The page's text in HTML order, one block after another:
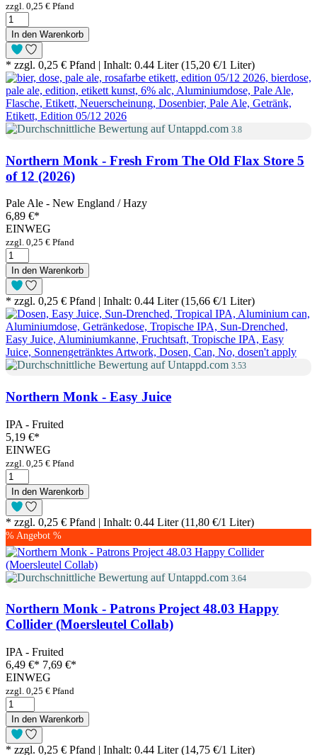
zzgl. 0,25 € Pfand
In den Warenkorb
* zzgl. 0,25 € Pfand | Inhalt: 0.44 Liter (15,20 €/1 Liter)
3.8
Northern Monk - Fresh From The Old Flax Store 5
of 12 (2026)
Pale Ale - New England / Hazy
6,89 €*
EINWEG
zzgl. 0,25 € Pfand
In den Warenkorb
* zzgl. 0,25 € Pfand | Inhalt: 0.44 Liter (15,66 €/1 Liter)
3.53
Northern Monk - Easy Juice
IPA - Fruited
5,19 €*
EINWEG
zzgl. 0,25 € Pfand
In den Warenkorb
* zzgl. 0,25 € Pfand | Inhalt: 0.44 Liter (11,80 €/1 Liter)
% Angebot %
3.64
Northern Monk - Patrons Project 48.03 Happy
Collider (Moersleutel Collab)
IPA - Fruited
6,49 €* 7,69 €*
EINWEG
zzgl. 0,25 € Pfand
In den Warenkorb
* zzgl. 0,25 € Pfand | Inhalt: 0.44 Liter (14,75 €/1 Liter)